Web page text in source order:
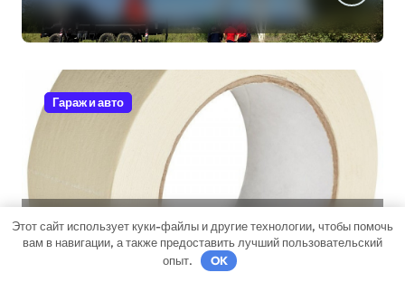
Гараж и авто
Малярный скотч: Ваш
незаменимый помощник при
ремонтных работах
Этот сайт использует куки-файлы и другие технологии, чтобы помочь
вам в навигации, а также предоставить лучший пользовательский
опыт.
OK